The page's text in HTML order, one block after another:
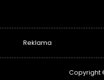
Reklama
Copyright